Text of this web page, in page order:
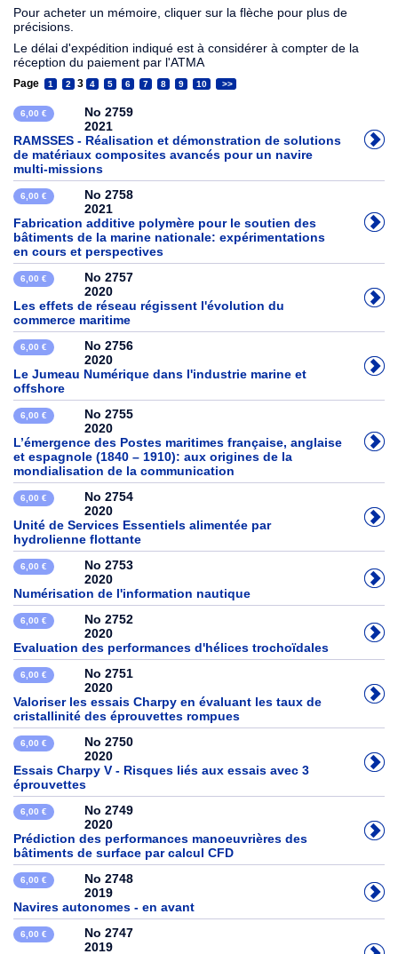
Pour acheter un mémoire, cliquer sur la flèche pour plus de
précisions.
Le délai d'expédition indiqué est à considérer à compter de la
réception du paiement par l'ATMA
Page 1 2 3 4 5 6 7 8 9 10 >>
6,00 €
No 2759
2021
RAMSSES - Réalisation et démonstration de solutions
de matériaux composites avancés pour un navire
multi-missions
6,00 €
No 2758
2021
Fabrication additive polymère pour le soutien des
bâtiments de la marine nationale: expérimentations
en cours et perspectives
6,00 €
No 2757
2020
Les effets de réseau régissent l'évolution du
commerce maritime
6,00 €
No 2756
2020
Le Jumeau Numérique dans l'industrie marine et
offshore
6,00 €
No 2755
2020
L’émergence des Postes maritimes française, anglaise
et espagnole (1840 – 1910): aux origines de la
mondialisation de la communication
6,00 €
No 2754
2020
Unité de Services Essentiels alimentée par
hydrolienne flottante
6,00 €
No 2753
2020
Numérisation de l'information nautique
6,00 €
No 2752
2020
Evaluation des performances d'hélices trochoïdales
6,00 €
No 2751
2020
Valoriser les essais Charpy en évaluant les taux de
cristallinité des éprouvettes rompues
6,00 €
No 2750
2020
Essais Charpy V - Risques liés aux essais avec 3
éprouvettes
6,00 €
No 2749
2020
Prédiction des performances manoeuvrières des
bâtiments de surface par calcul CFD
6,00 €
No 2748
2019
Navires autonomes - en avant
6,00 €
No 2747
2019